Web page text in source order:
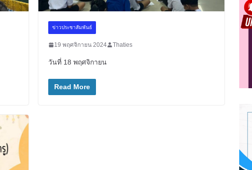
ข่าวประชาสัมพันธ์
19 พฤศจิกายน 2024 Thaties
วันที่ 18 พฤศจิกายน
Read More